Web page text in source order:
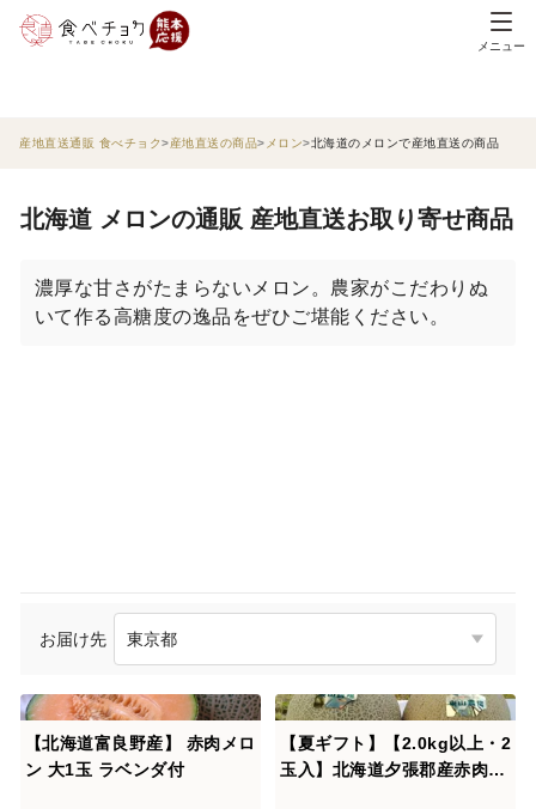
メニュー
産地直送通販 食べチョク 産地直送の商品 メロン 北海道のメロンで産地直送の商品
北海道 メロンの通販 産地直送お取り寄せ商品
濃厚な甘さがたまらないメロン。農家がこだわりぬ
いて作る高糖度の逸品をぜひご堪能ください。
お届け先
【北海道富良野産】 赤肉メロ
ン 大1玉 ラベンダ付
【夏ギフト】【2.0kg以上・2
玉入】北海道夕張郡産赤肉キ